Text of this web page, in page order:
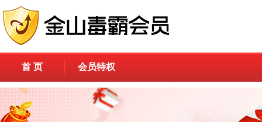
首 页 会员特权